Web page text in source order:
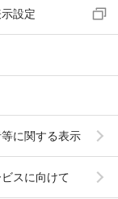
設定
に関する表示
スに向けて